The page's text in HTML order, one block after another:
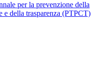
per la prevenzione della
e della trasparenza (PTPCT)